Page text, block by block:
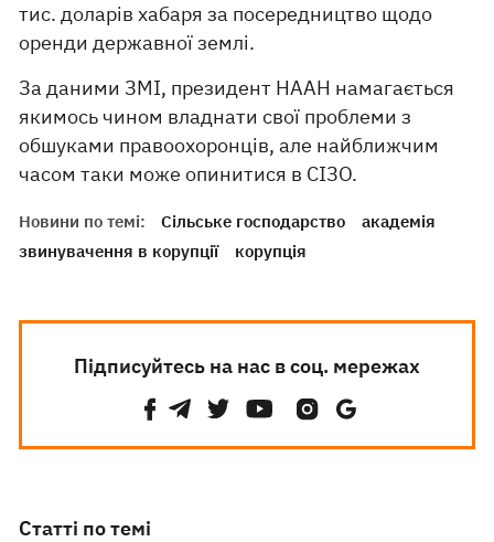
тис. доларів хабаря за посередництво щодо
оренди державної землі.
За даними ЗМІ, президент НААН намагається
якимось чином владнати свої проблеми з
обшуками правоохоронців, але найближчим
часом таки може опинитися в СІЗО.
Новини по темі: Сільське господарство
академія
звинувачення в корупції
корупція
Підписуйтесь на нас в соц. мережах
Статті по темі